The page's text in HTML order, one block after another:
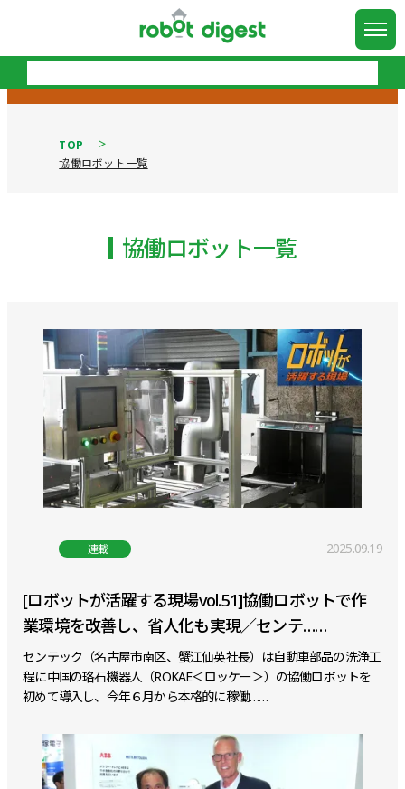
TOP
協働ロボット一覧
協働ロボット一覧
連載 2025.09.19
[ロボットが活躍する現場vol.51]協働ロボットで作
業環境を改善し、省人化も実現／センテ……
センテック（名古屋市南区、蟹江仙英社長）は自動車部品の洗浄工
程に中国の珞石機器人（ROKAE＜ロッケー＞）の協働ロボットを
初めて導入し、今年６月から本格的に稼働……